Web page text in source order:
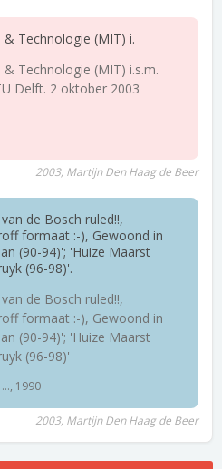
Technologie (MIT) i.
Technologie (MIT) i.s.m.
Delft. 2 oktober 2003
2003, Martijn Den Haag de Beer
de Bosch ruled!!,
formaat :-), Gewoond in
(90-94)'; 'Huize Maarst
(96-98)'.
de Bosch ruled!!,
formaat :-), Gewoond in
(90-94)'; 'Huize Maarst
(96-98)'
1990
2003, Martijn Den Haag de Beer